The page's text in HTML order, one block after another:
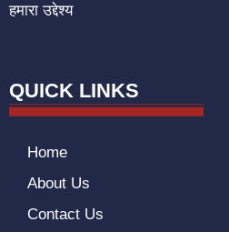
हमारा उद्देश्य
QUICK LINKS
Home
About Us
Contact Us